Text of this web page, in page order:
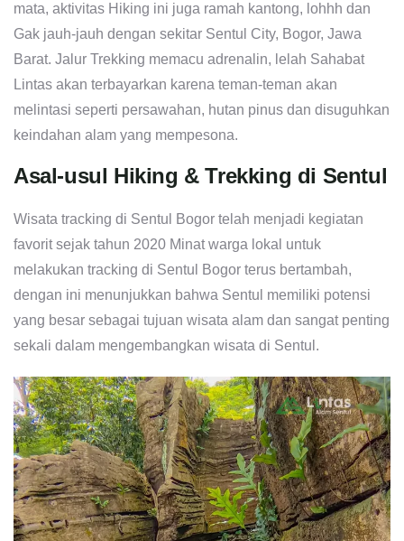
mata, aktivitas Hiking ini juga ramah kantong, lohhh dan
Gak jauh-jauh dengan sekitar Sentul City, Bogor, Jawa
Barat. Jalur Trekking memacu adrenalin, lelah Sahabat
Lintas akan terbayarkan karena teman-teman akan
melintasi seperti persawahan, hutan pinus dan disuguhkan
keindahan alam yang mempesona.
Asal-usul Hiking & Trekking di Sentul
Wisata tracking di Sentul Bogor telah menjadi kegiatan
favorit sejak tahun 2020 Minat warga lokal untuk
melakukan tracking di Sentul Bogor terus bertambah,
dengan ini menunjukkan bahwa Sentul memiliki potensi
yang besar sebagai tujuan wisata alam dan sangat penting
sekali dalam mengembangkan wisata di Sentul.